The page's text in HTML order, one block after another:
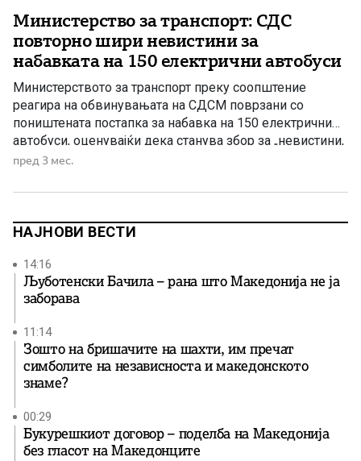
Министерство за транспорт: СДС
повторно шири невистини за
набавката на 150 електрични автобуси
Министерството за транспорт преку соопштение
реагира на обвинувањата на СДСМ поврзани со
поништената постапка за набавка на 150 електрични
автобуси, оценувајќи дека станува збор за „невистини,
манипулации и политичка паника“. Од Министерството
објавувањето на фотографијата со Рубин Земон и
пред 3 мес.
НАЈНОВИ ВЕСТИ
14:16
Љуботенски Бачила – рана што Македонија не ја
заборава
11:14
Зошто на бришачите на шахти, им пречат
симболите на независноста и македонското
знаме?
00:29
Букурешкиот договор – поделба на Македонија
без гласот на Македонците